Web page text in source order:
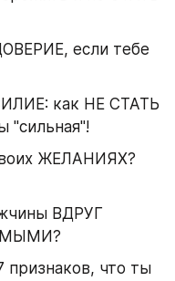
если тебе
как НЕ СТАТЬ
"сильная"!
ЖЕЛАНИЯХ?
ВДРУГ
что ты